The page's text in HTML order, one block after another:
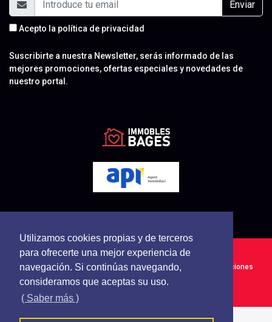
Utilizamos cookies propias y de terceros
para ofrecerte una mejor experiencia de
navegación. Si continúas navegando,
consideramos que aceptas su uso.
( Saber más )
Enviar
Acepto la política de privacidad
Suscribirte a nuestra Newsletter, serás informado de las
mejores promociones, ofertas especiales y novedades de
nuestro portal.
Immobles Bages - Todos los derechos reservados
Política de cookies
Política de privacidad Terminos y Condiciones
Síguenos en